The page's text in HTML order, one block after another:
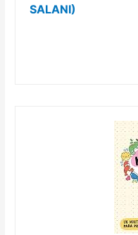
SALANI)